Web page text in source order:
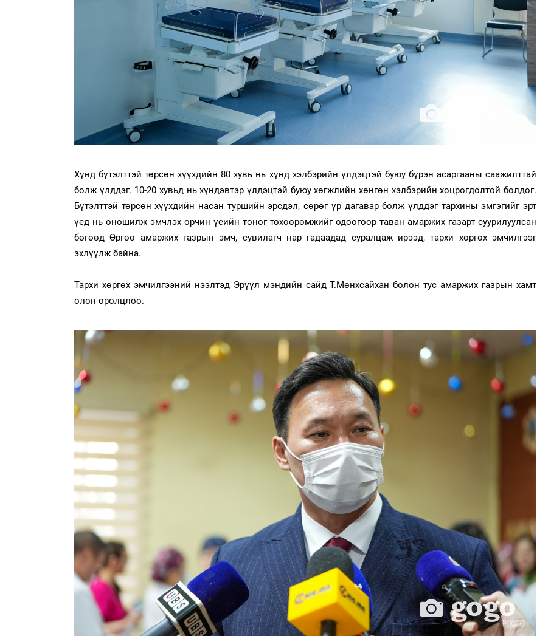
Хүнд бүтэлттэй төрсөн хүүхдийн 80 хувь нь хүнд хэлбэрийн үлдэцтэй буюу бүрэн асаргааны саажилттай
болж үлддэг. 10-20 хувьд нь хүндэвтэр үлдэцтэй буюу хөгжлийн хөнгөн хэлбэрийн хоцрогдолтой болдог.
Бүтэлттэй төрсөн хүүхдийн насан туршийн эрсдэл, сөрөг үр дагавар болж үлддэг тархины эмгэгийг эрт
үед нь оношилж эмчлэх орчин үеийн тоног төхөөрөмжийг одоогоор таван амаржих газарт суурилуулсан
бөгөөд Өргөө амаржих газрын эмч, сувилагч нар гадаадад суралцаж ирээд, тархи хөргөх эмчилгээг
эхлүүлж байна.
Тархи хөргөх эмчилгээний нээлтэд Эрүүл мэндийн сайд Т.Мөнхсайхан болон тус амаржих газрын хамт
олон оролцлоо.